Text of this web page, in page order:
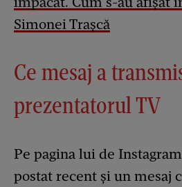
Simonei Trașcă
Ce mesaj a
prezentatorul TV
Pe pagina lui de
postat recent și un mesaj